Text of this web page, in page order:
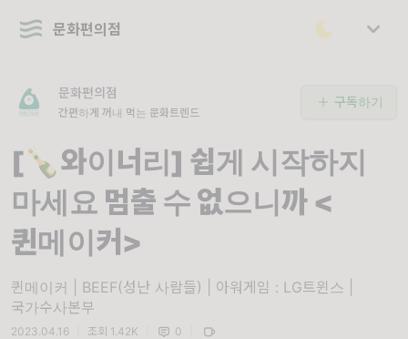
문화편의점
문화편의점
간편하게 꺼내 먹는 문화트렌드
구독하기
[🍾와이너리] 쉽게 시작하지
마세요 멈출 수 없으니까 <
퀸메이커>
퀸메이커 | BEEF(성난 사람들) | 아워게임 : LG트윈스 |
국가수사본부
2023.04.16 조회 1.42K 0